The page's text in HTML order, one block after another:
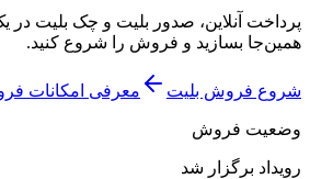
پرداخت آنلاین، صدور بلیت و چک بلیت در
همین‌جا بسازید و فروش را شروع کنید.
شروع فروش بلیت معرفی امکانات
وضعیت فروش
رویداد برگزار شد